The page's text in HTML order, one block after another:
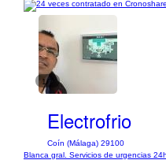
1/7
Electrofrio
Coín (Málaga) 29100
Blanca gral. Servicios de urgencias